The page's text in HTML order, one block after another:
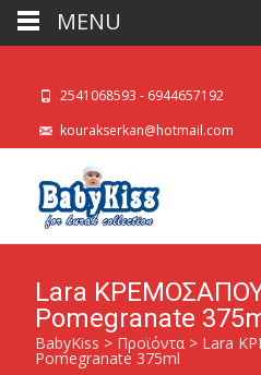
2541068593 - 6944657192
kourakserkan@hotmail.com
Lara
Pomegranate
BabyKiss > Προϊόντα > Lara
Pomegranate 375ml
MENU